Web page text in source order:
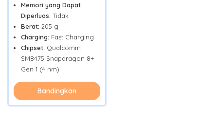
Memori yang Dapat
Diperluas: Tidak
Berat: 205 g
Charging: Fast Charging
Chipset: Qualcomm
SM8475 Snapdragon 8+
Gen 1 (4 nm)
Bandingkan